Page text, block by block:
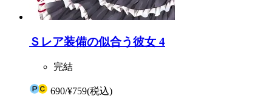
Ｓレア装備の似合う彼女 4
完結
690/¥759(税込)